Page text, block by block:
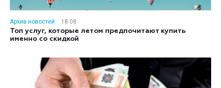
Архив новостей
18:08
Топ услуг, которые летом предпочитают купить
именно со скидкой